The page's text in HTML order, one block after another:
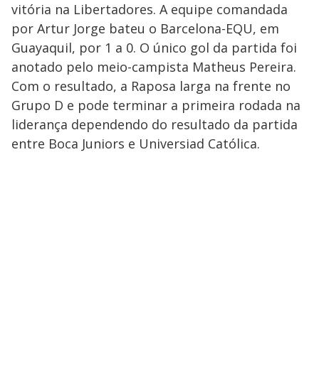
vitória na Libertadores. A equipe comandada
por Artur Jorge bateu o Barcelona-EQU, em
Guayaquil, por 1 a 0. O único gol da partida foi
anotado pelo meio-campista Matheus Pereira.
Com o resultado, a Raposa larga na frente no
Grupo D e pode terminar a primeira rodada na
liderança dependendo do resultado da partida
entre Boca Juniors e Universiad Católica.